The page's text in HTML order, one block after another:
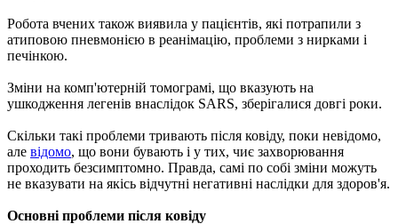
Робота вчених також виявила у пацієнтів, які потрапили з
атиповою пневмонією в реанімацію, проблеми з нирками і
печінкою.
Зміни на комп'ютерній томограмі, що вказують на
ушкодження легенів внаслідок SARS, зберігалися довгі роки.
Скільки такі проблеми тривають після ковіду, поки невідомо,
але відомо, що вони бувають і у тих, чиє захворювання
проходить безсимптомно. Правда, самі по собі зміни можуть
не вказувати на якісь відчутні негативні наслідки для здоров'я.
Основні проблеми після ковіду